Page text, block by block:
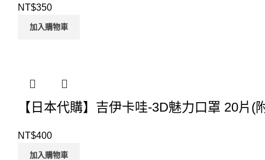
NT$350
加入購物車
【日本代購】吉伊卡哇-3D魅力口罩 20片(
NT$400
加入購物車